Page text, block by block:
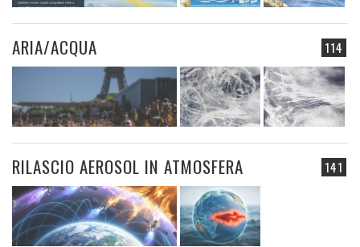
114
ARIA/ACQUA
141
RILASCIO AEROSOL IN ATMOSFERA